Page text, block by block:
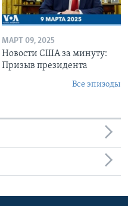
МАРТ 09, 2025
Новости США за минуту:
Призыв президента
Все эпизоды